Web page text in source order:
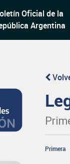
Oficial de la
Argentina
Primera